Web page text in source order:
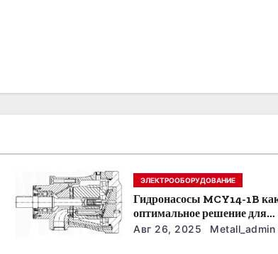
ЭЛЕКТРООБОРУДОВАНИЕ
Гидронасосы MCY14-1B
оптимальное решение для
модернизации гидросистем
Авг 26, 2025 Metall_admin